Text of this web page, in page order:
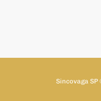
Sincovaga